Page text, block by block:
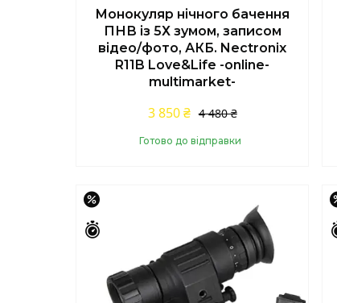
Монокуляр нічного бачення
ПНВ із 5Х зумом, записом
відео/фото, АКБ. Nectronix
R11B Love&Life -online-
multimarket-
4 480 ₴
3 850 ₴
Готово до відправки